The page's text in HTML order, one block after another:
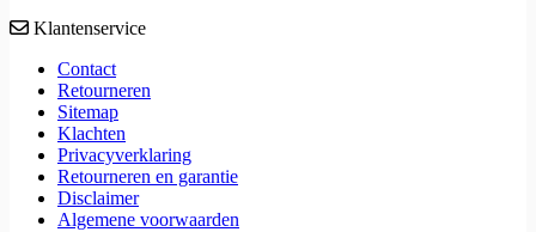
Klantenservice
Contact
Retourneren
Sitemap
Klachten
Privacyverklaring
Retourneren en garantie
Disclaimer
Algemene voorwaarden